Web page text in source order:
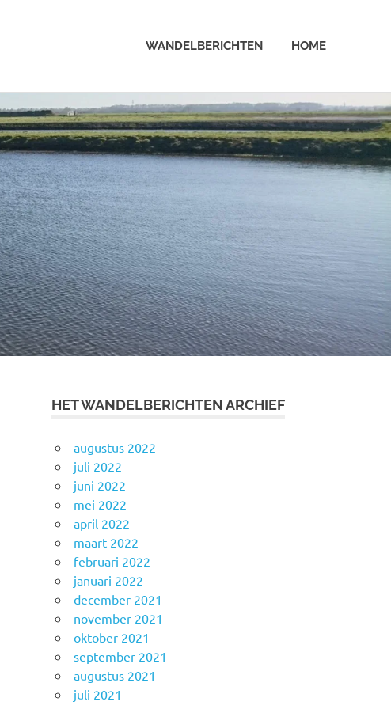
WANDELBERICHTEN HOME
HET WANDELBERICHTEN ARCHIEF
augustus 2022
juli 2022
juni 2022
mei 2022
april 2022
maart 2022
februari 2022
januari 2022
december 2021
november 2021
oktober 2021
september 2021
augustus 2021
juli 2021